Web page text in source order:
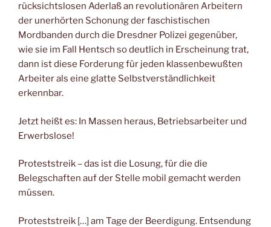
rücksichtslosen Aderlaß an revolutionären Arbeitern
der unerhörten Schonung der faschistischen
Mordbanden durch die Dresdner Polizei gegenüber,
wie sie im Fall Hentsch so deutlich in Erscheinung trat,
dann ist diese Forderung für jeden klassenbewußten
Arbeiter als eine glatte Selbstverständlichkeit
erkennbar.
Jetzt heißt es: In Massen heraus, Betriebsarbeiter und
Erwerbslose!
Proteststreik – das ist die Losung, für die die
Belegschaften auf der Stelle mobil gemacht werden
müssen.
Proteststreik […] am Tage der Beerdigung. Entsendung